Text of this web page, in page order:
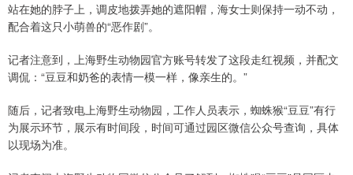
站在她的脖子上，调皮地拨弄她的遮阳帽，海女士则保持一动不动，
配合着这只小萌兽的“恶作剧”。
记者注意到，上海野生动物园官方账号转发了这段走红视频，并配文
调侃：“豆豆和奶爸的表情一模一样，像亲生的。”
随后，记者致电上海野生动物园，工作人员表示，蜘蛛猴“豆豆”有行
为展示环节，展示有时间段，时间可通过园区微信公众号查询，具体
以现场为准。